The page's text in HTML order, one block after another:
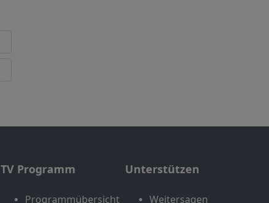
TV Programm
Programmübersicht
Unterstützen
Weitersagen